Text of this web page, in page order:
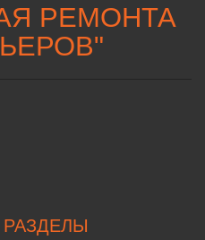
РЕМОНТА
"